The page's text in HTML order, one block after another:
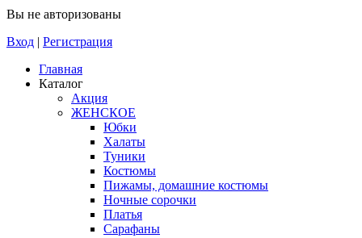
Вы не авторизованы
Вход | Регистрация
Главная
Каталог
Акция
ЖЕНСКОЕ
Юбки
Халаты
Туники
Костюмы
Пижамы, домашние костюмы
Ночные сорочки
Платья
Сарафаны